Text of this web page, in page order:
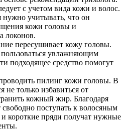
с учетом вида кожи и волос.
учитывать, что он
кожи головы и
локонов.
пересушивает кожу головы.
увлажняющим
подходящее средство помогут
пилинг кожи головы. В
не только избавиться от
кожный жир. Благодаря
свободно поступать к волосяным
короткие пряди получат нужные